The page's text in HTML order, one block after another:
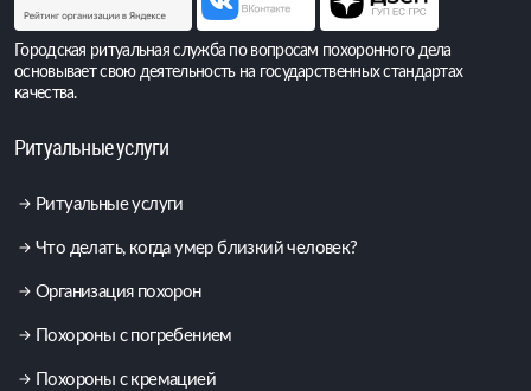
Городская ритуальная служба по вопросам похоронного дела
основывает свою деятельность на государственных стандартах
качества.
Ритуальные услуги
Ритуальные услуги
Что делать, когда умер близкий человек?
Организация похорон
Похороны с погребением
Похороны с кремацией